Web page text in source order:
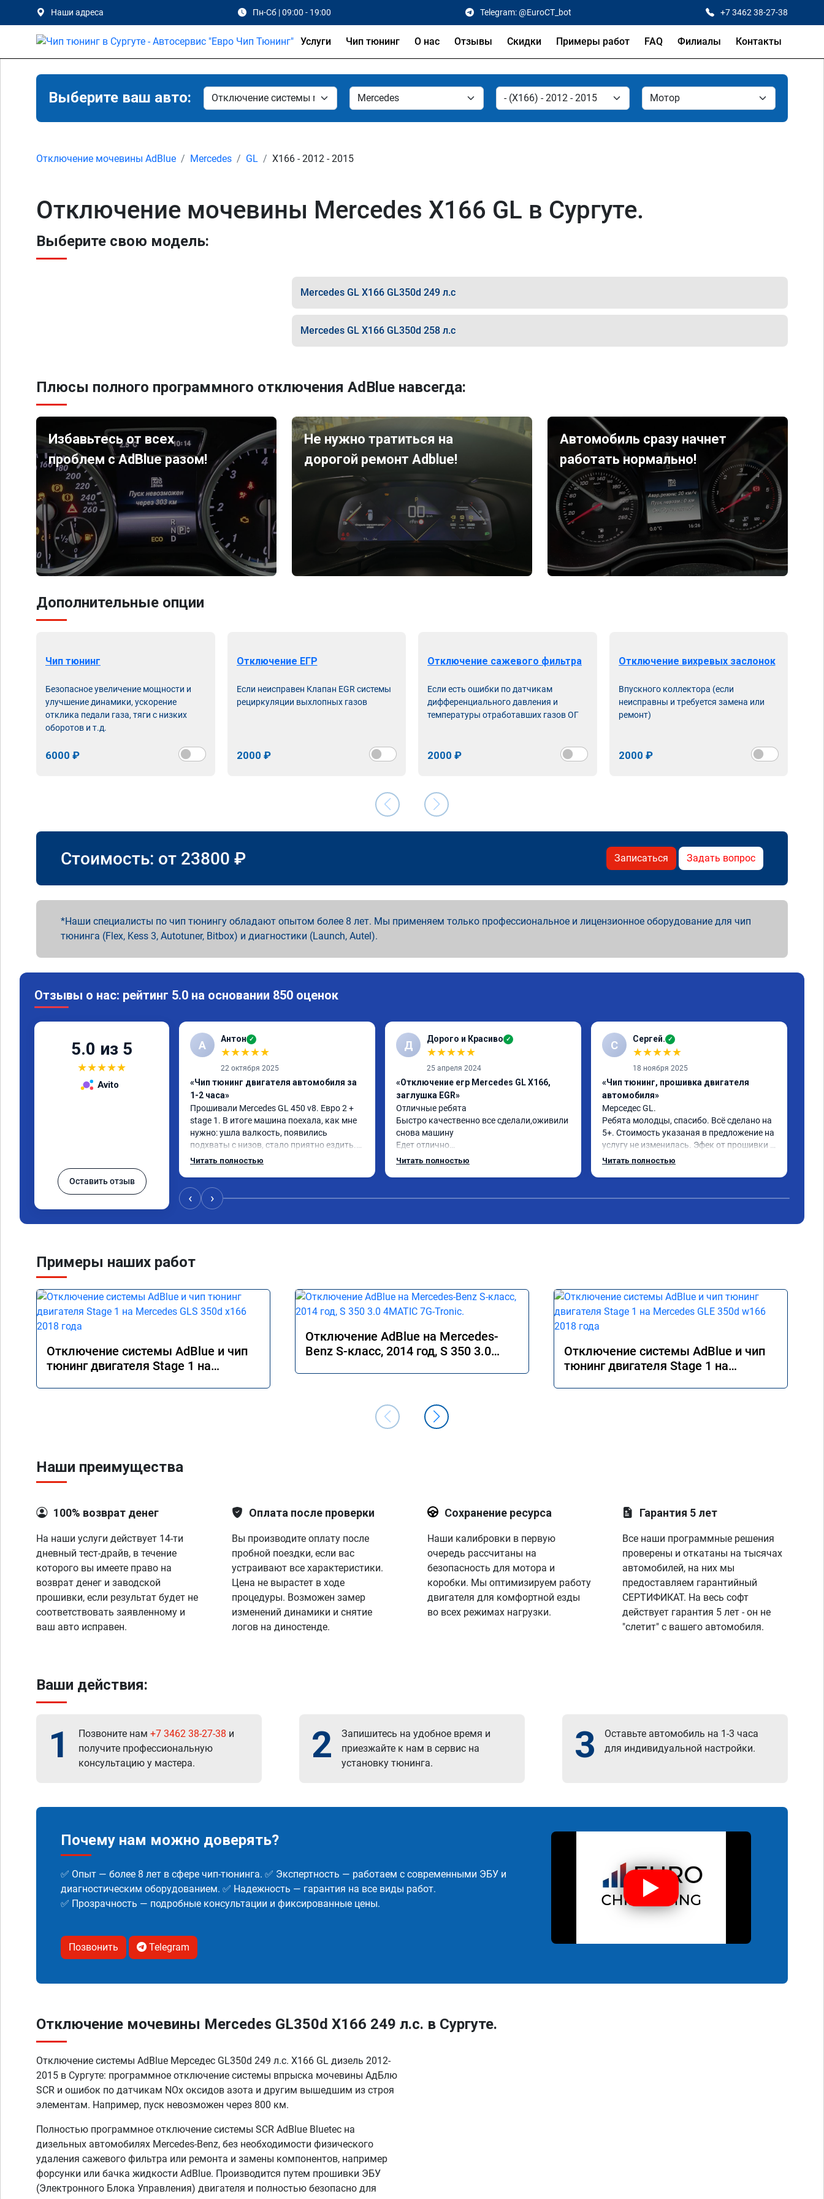
Наши адреса Пн-Сб | 09:00 - 19:00 Telegram: @EuroCT_bot +7 3462 38-27-38
Услуги Чип тюнинг О нас Отзывы Скидки Примеры работ FAQ Филиалы Контакты
Выберите ваш авто:
Отключение мочевины AdBlue Mercedes GL X166 - 2012 - 2015
Отключение мочевины Mercedes X166 GL в Сургуте.
Выберите свою модель:
Mercedes GL X166 GL350d 249 л.с
Mercedes GL X166 GL350d 258 л.с
Плюсы полного программного отключения AdBlue навсегда:
Избавьтесь от всех
проблем с AdBlue разом!
Не нужно тратиться на
дорогой ремонт Adblue!
Автомобиль сразу начнет
работать нормально!
Дополнительные опции
Чип тюнинг
Безопасное увеличение мощности и
улучшение динамики, ускорение
отклика педали газа, тяги с низких
оборотов и т.д.
6000 ₽
Отключение ЕГР
Если неисправен Клапан EGR системы
рециркуляции выхлопных газов
2000 ₽
Отключение сажевого фильтра
Если есть ошибки по датчикам
дифференциального давления и
температуры отработавших газов ОГ
2000 ₽
Отключение вихревых заслонок
Впускного коллектора (если
неисправны и требуется замена или
ремонт)
2000 ₽
Стоимость: от 23800 ₽ Записаться Задать вопрос
Наши специалисты по чип тюнингу обладают опытом более 8 лет. Мы применяем только профессиональное и лицензионное оборудование для чип
тюнинга (Flex, Kess 3, Autotuner, Bitbox) и диагностики (Launch, Autel).
Отзывы о нас: рейтинг 5.0 на основании 850 оценок
5.0 из 5
★★★★★
Avito
Оставить отзыв
А Антон ✓
★★★★★
22 октября 2025
«Чип тюнинг двигателя автомобиля за
1-2 часа»
Прошивали Mercedes GL 450 v8. Евро 2 +
stage 1. В итоге машина поехала, как мне
нужно: ушла валкость, появились
подхваты с низов, стало приятно ездить.
Одни из лучших трат, в авто! 🔥
Читать полностью
Д Дорого и Красиво ✓
★★★★★
25 апреля 2024
«Отключение егр Mercedes GL X166,
заглушка EGR»
Отличные ребята
Быстро качественно все сделали,оживили
снова машину
Едет отлично
Спасибо большое ребятам
Читать полностью
С Сергей. ✓
★★★★★
18 ноября 2025
«Чип тюнинг, прошивка двигателя
автомобиля»
Мерседес GL.
Ребята молодцы, спасибо. Всё сделано на
5+. Стоимость указаная в предложение на
услугу не изменилась. Эфек от прошивки
ощутим сразу после начала движения,
Читать полностью
‹ ›
Примеры наших работ
Отключение системы AdBlue и чип
тюнинг двигателя Stage 1 на
Отключение AdBlue на Mercedes-
Benz S-класс, 2014 год, S 350 3.0
Отключение системы AdBlue и чип
тюнинг двигателя Stage 1 на
Наши преимущества
100% возврат денег
На наши услуги действует 14-ти
дневный тест-драйв, в течение
которого вы имеете право на
возврат денег и заводской
прошивки, если результат будет не
соответствовать заявленному и
ваш авто исправен.
Оплата после проверки
Вы производите оплату после
пробной поездки, если вас
устраивают все характеристики.
Цена не вырастет в ходе
процедуры. Возможен замер
изменений динамики и снятие
логов на диностенде.
Сохранение ресурса
Наши калибровки в первую
очередь рассчитаны на
безопасность для мотора и
коробки. Мы оптимизируем работу
двигателя для комфортной езды
во всех режимах нагрузки.
Гарантия 5 лет
Все наши программные решения
проверены и откатаны на тысячах
автомобилей, на них мы
предоставляем гарантийный
СЕРТИФИКАТ. На весь софт
действует гарантия 5 лет - он не
"слетит" с вашего автомобиля.
Ваши действия:
1 Позвоните нам +7 3462 38-27-38 и
получите профессиональную
консультацию у мастера.
2
Запишитесь на удобное время и
приезжайте к нам в сервис на
установку тюнинга.
3
Оставьте автомобиль на 1-3 часа
для индивидуальной настройки.
Почему нам можно доверять?
✅ Опыт — более 8 лет в сфере чип-тюнинга. ✅ Экспертность — работаем с современными ЭБУ и
диагностическим оборудованием. ✅ Надежность — гарантия на все виды работ.
✅ Прозрачность — подробные консультации и фиксированные цены.
Позвонить Telegram
Отключение мочевины Mercedes GL350d X166 249 л.с. в Сургуте.
Отключение системы AdBlue Мерседес GL350d 249 л.с. X166 GL дизель 2012-
2015 в Сургуте: программное отключение системы впрыска мочевины АдБлю
SCR и ошибок по датчикам NOx оксидов азота и другим вышедшим из строя
элементам. Например, пуск невозможен через 800 км.
Полностью программное отключение системы SCR AdBlue Bluetec на
дизельных автомобилях Mercedes-Benz, без необходимости физического
удаления сажевого фильтра или ремонта и замены компонентов, например
форсунки или бачка жидкости AdBlue. Производится путем прошивки ЭБУ
(Электронного Блока Управления) двигателя и полностью безопасно для